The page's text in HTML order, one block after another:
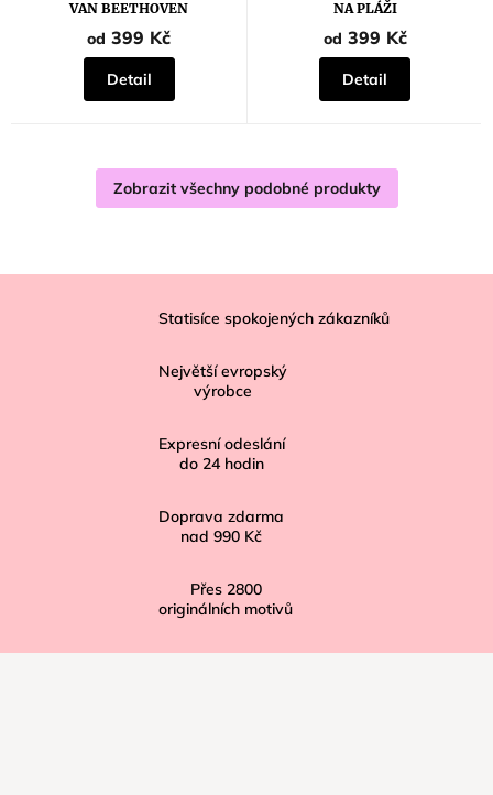
VAN BEETHOVEN
od 399 Kč
Detail
NA PLÁŽI
od 399 Kč
Detail
Zobrazit všechny podobné produkty
Statisíce spokojených zákazníků
Největší evropský
výrobce
Expresní odeslání
do 24 hodin
Doprava zdarma
nad 990 Kč
Přes 2800
originálních motivů